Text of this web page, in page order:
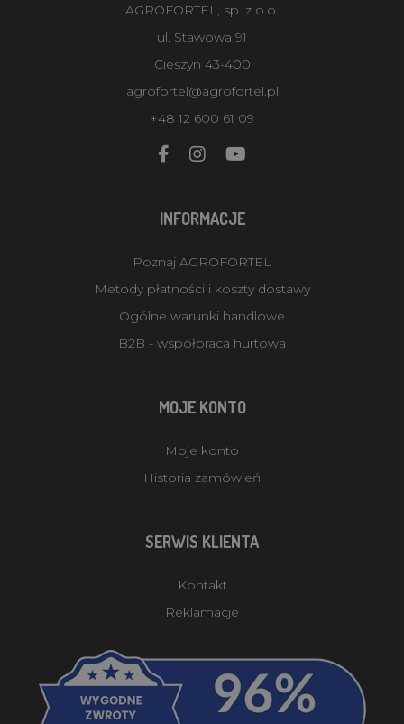
AGROFORTEL, sp. z o.o.
ul. Stawowa 91
Cieszyn 43-400
agrofortel@agrofortel.pl
+48 12 600 61 09
INFORMACJE
Poznaj AGROFORTEL
Metody płatności i koszty dostawy
Ogólne warunki handlowe
B2B - współpraca hurtowa
MOJE KONTO
Moje konto
Historia zamówień
SERWIS KLIENTA
Kontakt
Reklamacje